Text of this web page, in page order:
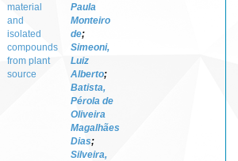
material
and
isolated
compounds
from plant
source
Paula
Monteiro
de;
Simeoni,
Luiz
Alberto;
Batista,
Pérola de
Oliveira
Magalhães
Dias;
Silveira,